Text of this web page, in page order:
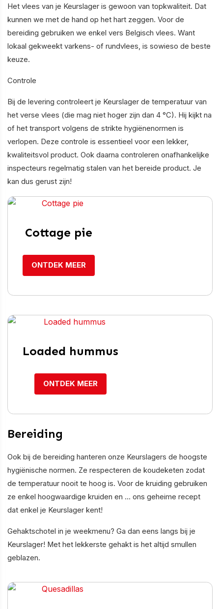
Het vlees van je Keurslager is gewoon van topkwaliteit. Dat
kunnen we met de hand op het hart zeggen. Voor de
bereiding gebruiken we enkel vers Belgisch vlees. Want
lokaal gekweekt varkens- of rundvlees, is sowieso de beste
keuze.
Controle
Bij de levering controleert je Keurslager de temperatuur van
het verse vlees (die mag niet hoger zijn dan 4 °C). Hij kijkt na
of het transport volgens de strikte hygiënenormen is
verlopen. Deze controle is essentieel voor een lekker,
kwaliteitsvol product. Ook daarna controleren onafhankelijke
inspecteurs regelmatig stalen van het bereide product. Je
kan dus gerust zijn!
Cottage pie
ONTDEK MEER
Loaded hummus
ONTDEK MEER
Bereiding
Ook bij de bereiding hanteren onze Keurslagers de hoogste
hygiënische normen. Ze respecteren de koudeketen zodat
de temperatuur nooit te hoog is. Voor de kruiding gebruiken
ze enkel hoogwaardige kruiden en ... ons geheime recept
dat enkel je Keurslager kent!
Gehaktschotel in je weekmenu? Ga dan eens langs bij je
Keurslager! Met het lekkerste gehakt is het altijd smullen
geblazen.